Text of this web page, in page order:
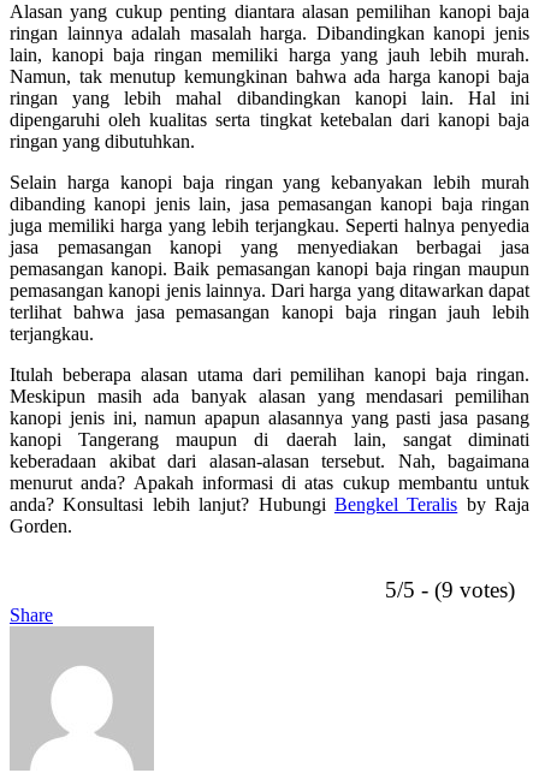
Alasan yang cukup penting diantara alasan pemilihan kanopi baja
ringan lainnya adalah masalah harga. Dibandingkan kanopi jenis
lain, kanopi baja ringan memiliki harga yang jauh lebih murah.
Namun, tak menutup kemungkinan bahwa ada harga kanopi baja
ringan yang lebih mahal dibandingkan kanopi lain. Hal ini
dipengaruhi oleh kualitas serta tingkat ketebalan dari kanopi baja
ringan yang dibutuhkan.
Selain harga kanopi baja ringan yang kebanyakan lebih murah
dibanding kanopi jenis lain, jasa pemasangan kanopi baja ringan
juga memiliki harga yang lebih terjangkau. Seperti halnya penyedia
jasa pemasangan kanopi yang menyediakan berbagai jasa
pemasangan kanopi. Baik pemasangan kanopi baja ringan maupun
pemasangan kanopi jenis lainnya. Dari harga yang ditawarkan dapat
terlihat bahwa jasa pemasangan kanopi baja ringan jauh lebih
terjangkau.
Itulah beberapa alasan utama dari pemilihan kanopi baja ringan.
Meskipun masih ada banyak alasan yang mendasari pemilihan
kanopi jenis ini, namun apapun alasannya yang pasti jasa pasang
kanopi Tangerang maupun di daerah lain, sangat diminati
keberadaan akibat dari alasan-alasan tersebut. Nah, bagaimana
menurut anda? Apakah informasi di atas cukup membantu untuk
anda? Konsultasi lebih lanjut? Hubungi Bengkel Teralis by Raja
Gorden.
5/5 - (9 votes)
Share